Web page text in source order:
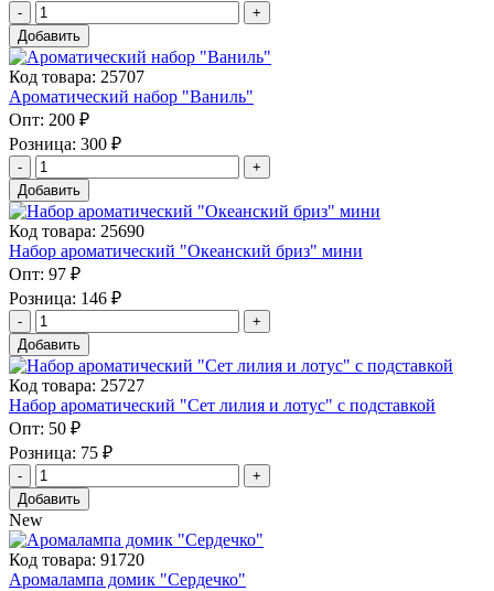
Добавить
Код товара: 25707
Ароматический набор "Ваниль"
Опт: 200 ₽
Розница: 300 ₽
Добавить
Код товара: 25690
Набор ароматический "Океанский бриз" мини
Опт: 97 ₽
Розница: 146 ₽
Добавить
Код товара: 25727
Набор ароматический "Сет лилия и лотус" с подставкой
Опт: 50 ₽
Розница: 75 ₽
Добавить
New
Код товара: 91720
Аромалампа домик "Сердечко"